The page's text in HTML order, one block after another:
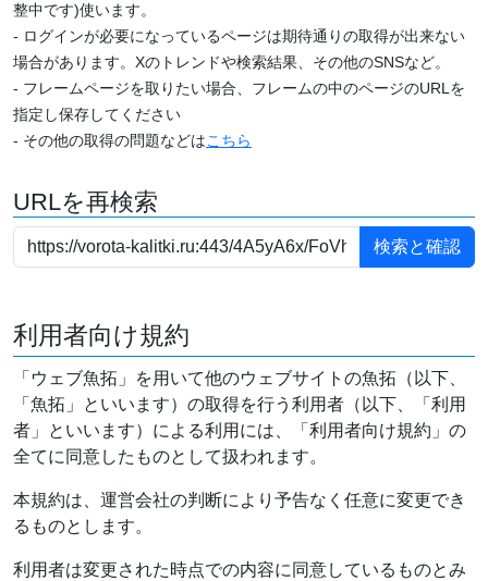
整中です)使います。
- ログインが必要になっているページは期待通りの取得が出来ない
場合があります。Xのトレンドや検索結果、その他のSNSなど。
- フレームページを取りたい場合、フレームの中のページのURLを
指定し保存してください
- その他の取得の問題などはこちら
URLを再検索
利用者向け規約
「ウェブ魚拓」を用いて他のウェブサイトの魚拓（以下、
「魚拓」といいます）の取得を行う利用者（以下、「利用
者」といいます）による利用には、「利用者向け規約」の
全てに同意したものとして扱われます。
本規約は、運営会社の判断により予告なく任意に変更でき
るものとします。
利用者は変更された時点での内容に同意しているものとみ